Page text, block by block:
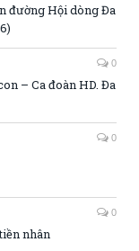
đường Hội dòng Đa
0
– Ca đoàn HD. Đa
0
0
nhân